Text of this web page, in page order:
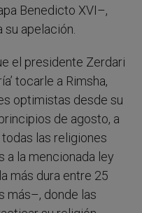
Benedicto XVI–,
su apelación.
el presidente Zerdari
tocarle a Rimsha,
optimistas desde su
de agosto, a
las religiones
a la mencionada ley
más dura entre 25
más–, donde las